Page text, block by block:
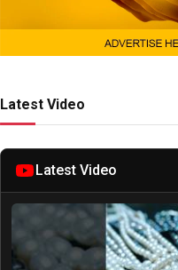
Latest Video
Latest Video